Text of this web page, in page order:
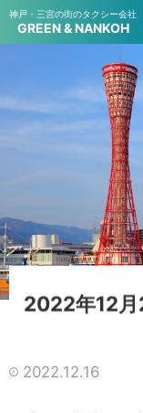
神戸・三宮の街のタクシー会社
GREEN & NANKOH
2022年12月
2022.12.16